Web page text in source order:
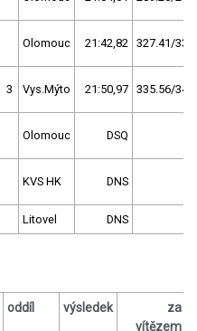
Olomouc 21:42,82 327.41/33,6
3 Vys.Mýto 21:50,97 335.56/34,4
Olomouc DSQ
KVS HK DNS
Litovel DNS
oddíl výsledek
za
vítězem